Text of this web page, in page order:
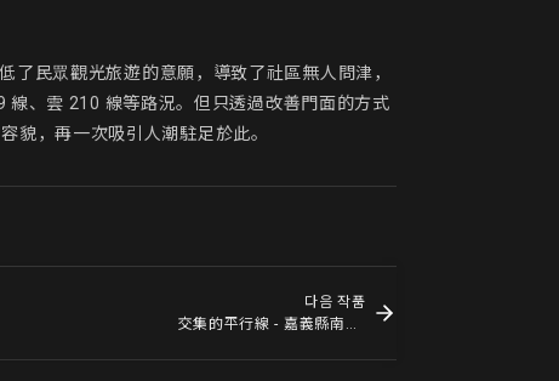
民眾觀光旅遊的意願，導致了社區無人問津，
、雲 210 線等路況。但只透過改善門面的方式
貌，再一次吸引人潮駐足於此。
다음 작품
交集的平行線 - 嘉義縣南靖車站周邊環境歷史空間再造設計